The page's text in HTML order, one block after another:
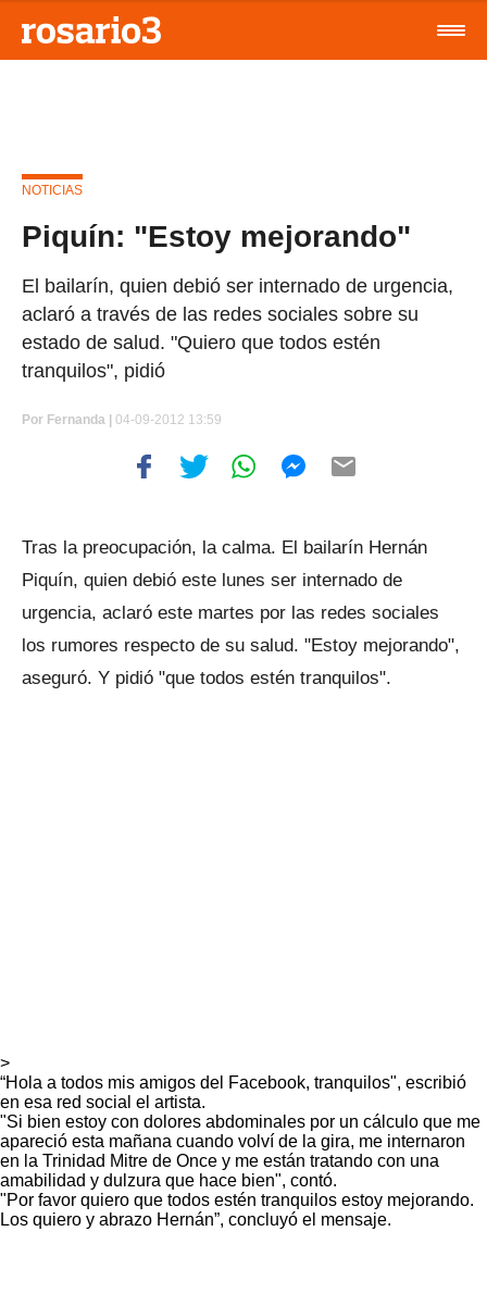
NOTICIAS
Piquín: "Estoy mejorando"
El bailarín, quien debió ser internado de urgencia,
aclaró a través de las redes sociales sobre su
estado de salud. "Quiero que todos estén
tranquilos", pidió
Por Fernanda | 04-09-2012 13:59
Tras la preocupación, la calma. El bailarín Hernán
Piquín, quien debió este lunes ser internado de
urgencia, aclaró este martes por las redes sociales
los rumores respecto de su salud. "Estoy mejorando",
aseguró. Y pidió "que todos estén tranquilos".
>
“Hola a todos mis amigos del Facebook, tranquilos", escribió
en esa red social el artista.
"Si bien estoy con dolores abdominales por un cálculo que me
apareció esta mañana cuando volví de la gira, me internaron
en la Trinidad Mitre de Once y me están tratando con una
amabilidad y dulzura que hace bien", contó.
"Por favor quiero que todos estén tranquilos estoy mejorando.
Los quiero y abrazo Hernán”, concluyó el mensaje.